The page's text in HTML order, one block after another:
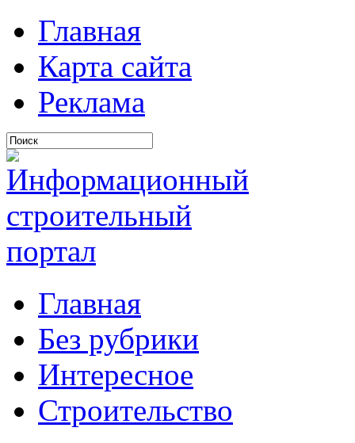
Главная
Карта сайта
Реклама
Главная
Без рубрики
Интересное
Строительство